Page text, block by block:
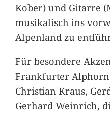
Kober) und Gitarre
musikalisch ins
Alpenland zu
Für besondere
Frankfurter Alphorn
Christian Kraus,
Gerhard Weinrich,